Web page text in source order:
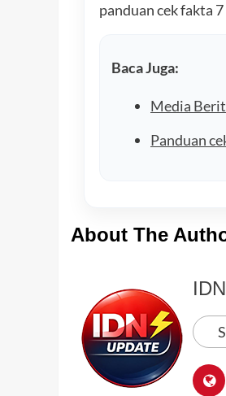
panduan cek fakta
Baca Juga:
Media
Panduan
About The